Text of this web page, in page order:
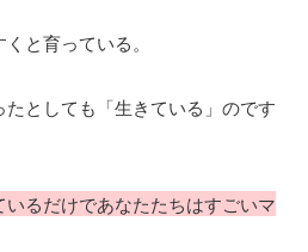
と育っている。
としても「生きている」のです
るだけであなたたちはすごいマ